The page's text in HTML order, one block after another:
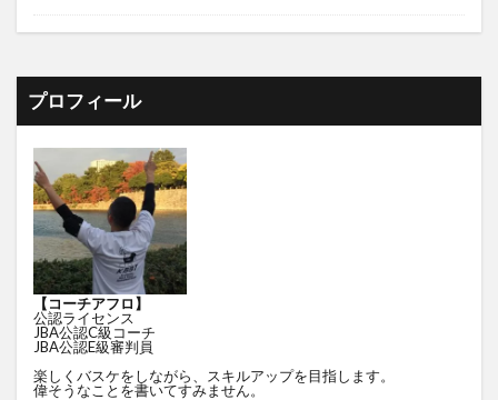
プロフィール
【コーチアフロ】
公認ライセンス
JBA公認C級コーチ
JBA公認E級審判員
楽しくバスケをしながら、スキルアップを目指します。
偉そうなことを書いてすみません。